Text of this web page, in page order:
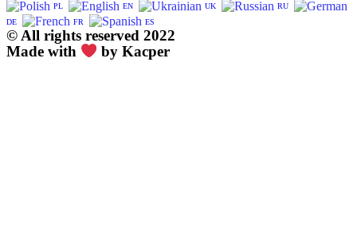
PL EN UK
RU
DE
FR ES
© All rights reserved 2022
Made with
by Kacper